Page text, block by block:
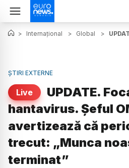
> Internațional > Global >
ȘTIRI EXTERNE
Live
UPDATE.
hantavirus. Șeful
avertizează că
trecut: „Munca
terminat”